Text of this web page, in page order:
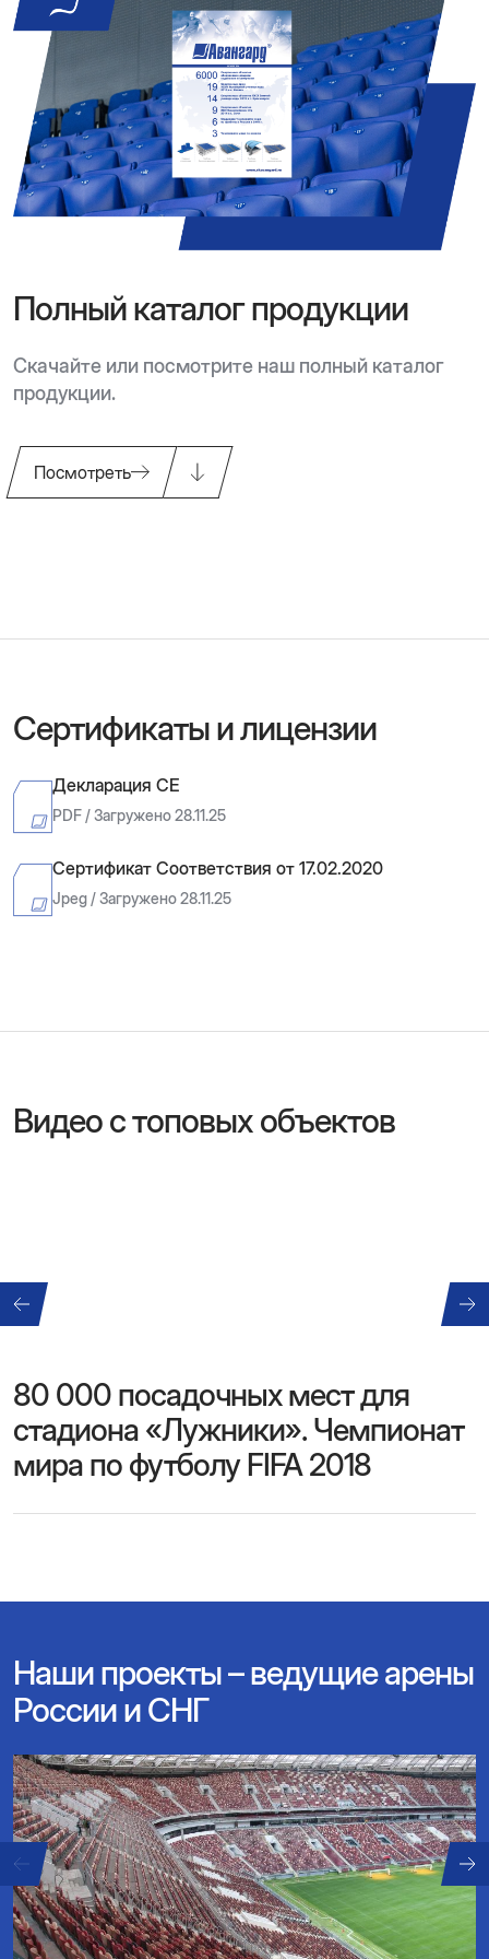
Полный каталог продукции
Скачайте или посмотрите наш полный каталог
продукции.
Посмотреть
Сертификаты и лицензии
Декларация CE
PDF / Загружено 28.11.25
Сертификат Соответствия от 17.02.2020
Jpeg / Загружено 28.11.25
Видео с топовых объектов
80 000 посадочных мест для
стадиона «Лужники». Чемпионат
мира по футболу FIFA 2018
Наши проекты – ведущие арены
России и СНГ